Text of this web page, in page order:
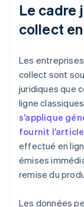
Le cadre
collect
Les
collect sont
juridiques que
ligne
s’applique
fournit l’article
effectué en
émises
remise du
Les données